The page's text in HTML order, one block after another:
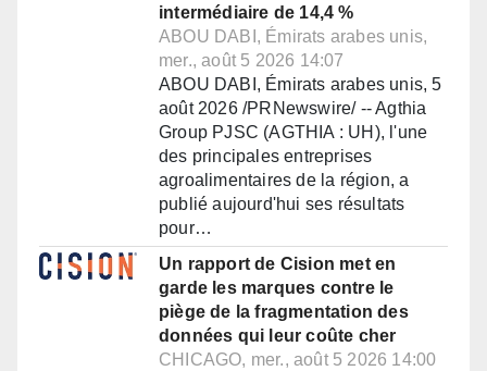
intermédiaire de 14,4 %
ABOU DABI, Émirats arabes unis,
mer., août 5 2026 14:07
ABOU DABI, Émirats arabes unis, 5
août 2026 /PRNewswire/ -- Agthia
Group PJSC (AGTHIA : UH), l'une
des principales entreprises
agroalimentaires de la région, a
publié aujourd'hui ses résultats
pour…
Un rapport de Cision met en
garde les marques contre le
piège de la fragmentation des
données qui leur coûte cher
CHICAGO, mer., août 5 2026 14:00